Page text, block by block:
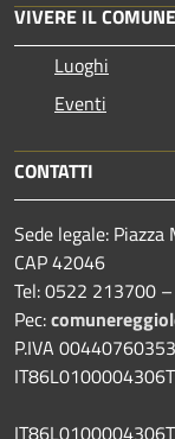
VIVERE IL COMUNE
Luoghi
Eventi
CONTATTI
Sede legale:
CAP 42046
Tel: 0522 213700
Pec:
P.IVA